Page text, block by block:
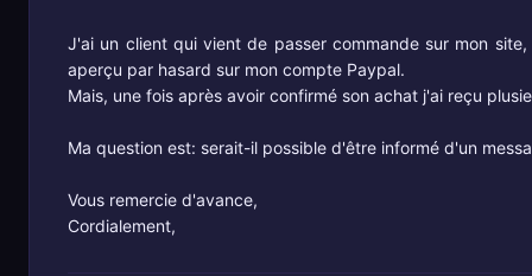
J'ai un client qui vient de passer commande sur mon
aperçu par hasard sur mon compte Paypal.
Mais, une fois après avoir confirmé son achat j'ai reçu
Ma question est: serait-il possible d'être informé d'un
Vous remercie d'avance,
Cordialement,